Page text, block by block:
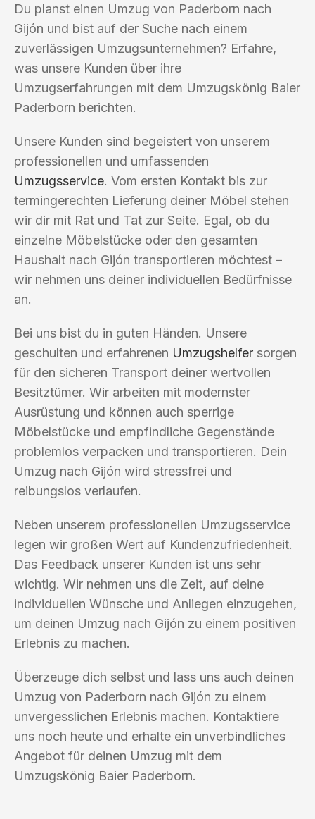
Du planst einen Umzug von Paderborn nach
Gijón und bist auf der Suche nach einem
zuverlässigen Umzugsunternehmen? Erfahre,
was unsere Kunden über ihre
Umzugserfahrungen mit dem Umzugskönig Baier
Paderborn berichten.
Unsere Kunden sind begeistert von unserem
professionellen und umfassenden
Umzugsservice. Vom ersten Kontakt bis zur
termingerechten Lieferung deiner Möbel stehen
wir dir mit Rat und Tat zur Seite. Egal, ob du
einzelne Möbelstücke oder den gesamten
Haushalt nach Gijón transportieren möchtest –
wir nehmen uns deiner individuellen Bedürfnisse
an.
Bei uns bist du in guten Händen. Unsere
geschulten und erfahrenen Umzugshelfer sorgen
für den sicheren Transport deiner wertvollen
Besitztümer. Wir arbeiten mit modernster
Ausrüstung und können auch sperrige
Möbelstücke und empfindliche Gegenstände
problemlos verpacken und transportieren. Dein
Umzug nach Gijón wird stressfrei und
reibungslos verlaufen.
Neben unserem professionellen Umzugsservice
legen wir großen Wert auf Kundenzufriedenheit.
Das Feedback unserer Kunden ist uns sehr
wichtig. Wir nehmen uns die Zeit, auf deine
individuellen Wünsche und Anliegen einzugehen,
um deinen Umzug nach Gijón zu einem positiven
Erlebnis zu machen.
Überzeuge dich selbst und lass uns auch deinen
Umzug von Paderborn nach Gijón zu einem
unvergesslichen Erlebnis machen. Kontaktiere
uns noch heute und erhalte ein unverbindliches
Angebot für deinen Umzug mit dem
Umzugskönig Baier Paderborn.